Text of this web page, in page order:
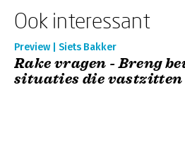
Ook interessant
Preview | Siets Bakker
Rake vragen - Breng
situaties die vastzitten